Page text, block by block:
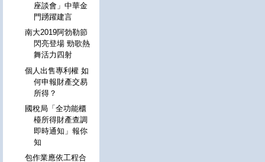
座談會」中華金
門踴躍建言
南大2019阿勃勒節
閃亮登場 勁歌熱
舞活力四射
個人出售專利權 如
何申報財產交易
所得？
國稅局「全功能櫃
檯所得財產查調
即時通知」報你
知
包作業應依工程合